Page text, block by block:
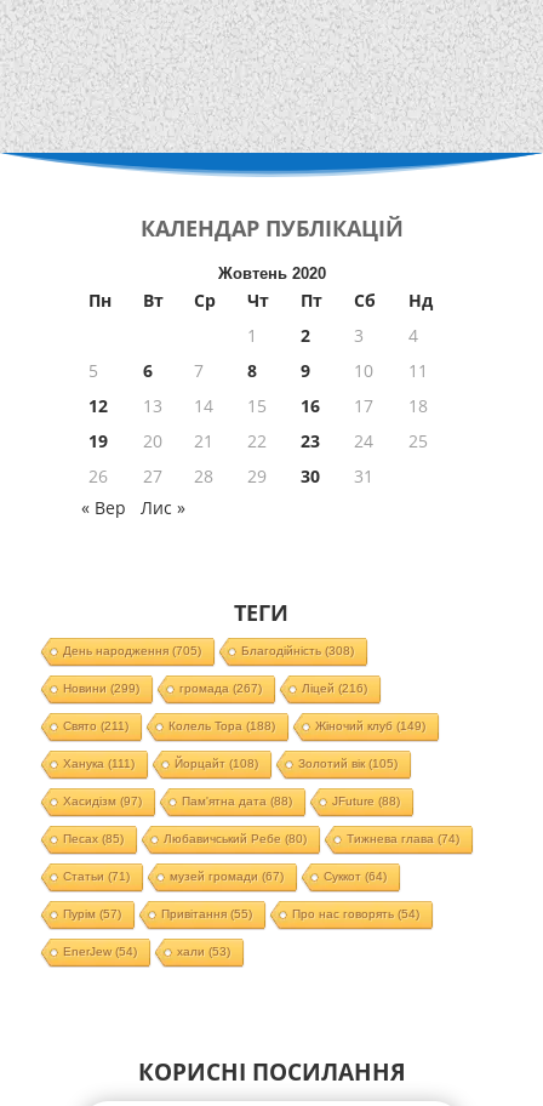
КАЛЕНДАР ПУБЛІКАЦІЙ
Жовтень 2020
Пн Вт Ср Чт Пт Сб
Нд
1
2 3
4
5
6 7 8 9 10
11
12
13 14 15 16 17
18
19
20 21 22 23 24
25
26
27 28 29 30
31
« Вер
Лис »
ТЕГИ
День народження(705) Благодійність(308)
Новини (299) громада (267) Ліцей (216)
Свято (211) Колель Тора (188) Жіночий клуб (149)
Ханука (111) Йорцайт (108) Золотий вік(105)
Хасидізм (97) Пам'ятна дата (88) JFuture (88)
Песах(85) Любавичський Ребе (80) Тижнева глава (74)
Статьи (71) музей громади (67) Суккот (64)
Пурім (57) Привітання(55) Про нас говорять(54)
EnerJew(54) хали (53)
КОРИСНІ ПОСИЛАННЯ